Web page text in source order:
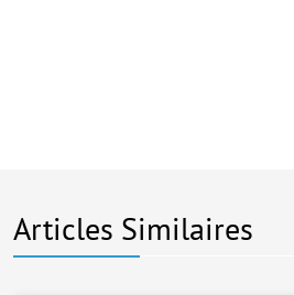
Articles Similaires